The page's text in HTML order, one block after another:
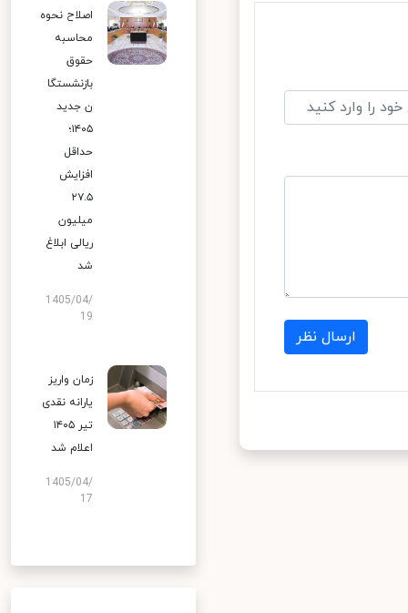
ارسال نظر
اصلاح نحوه
محاسبه
حقوق
بازنشستگا
ن جدید
۱۴۰۵؛
حداقل
افزایش
۲۷.۵
میلیون
ریالی ابلاغ
شد
1405/04/
19
زمان واریز
یارانه نقدی
تیر ۱۴۰۵
اعلام شد
1405/04/
17